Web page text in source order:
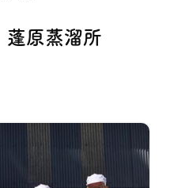
原蒸溜所